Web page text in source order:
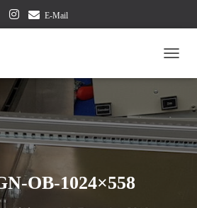
E-Mail
OB-1024×558